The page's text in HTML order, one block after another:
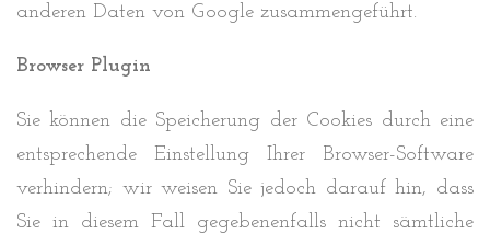
anderen Daten von Google zusammengeführt.
Browser Plugin
Sie können die Speicherung der Cookies durch eine
entsprechende Einstellung Ihrer Browser-Software
verhindern; wir weisen Sie jedoch darauf hin, dass
Sie in diesem Fall gegebenenfalls nicht sämtliche